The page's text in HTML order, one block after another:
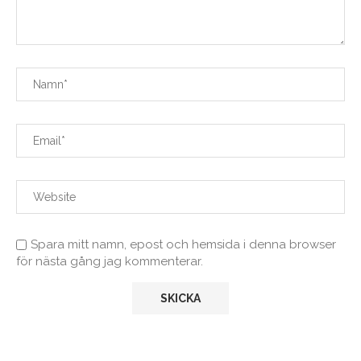
Spara mitt namn, epost och hemsida i denna browser
för nästa gång jag kommenterar.